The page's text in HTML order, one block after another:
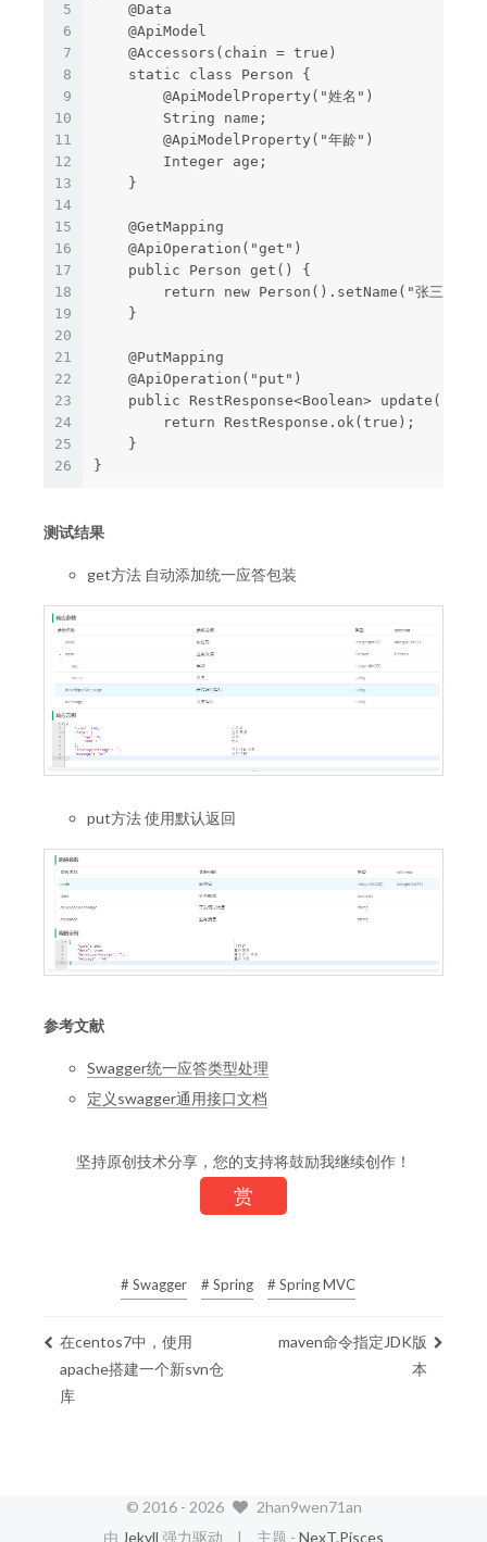
5
6
7
8
9
10
11
12
13
14
15
16
17
18
19
20
21
22
23
24
25
26
    @Data
    @ApiModel
    @Accessors(chain = true)
    static class Person {
        @ApiModelProperty("姓名")
        String name;
        @ApiModelProperty("年龄")
        Integer age;
    }
    @GetMapping
    @ApiOperation("get")
    public Person get() {
return new Person().setName("张三
    }
    @PutMapping
    @ApiOperation("put")
    public RestResponse<Boolean> update() {
        return RestResponse.ok(true);
    }
测试结果
get方法 自动添加统一应答包装
put方法 使用默认返回
参考文献
Swagger统一应答类型处理
定义swagger通用接口文档
坚持原创技术分享，您的支持将鼓励我继续创作！
赏
# Swagger # Spring # Spring MVC
在centos7中，使用
apache搭建一个新svn仓
库
maven命令指定JDK版
本
© 2016 - 2026
2han9wen71an
由 Jekyll 强力驱动 主题 - NexT.Pisces